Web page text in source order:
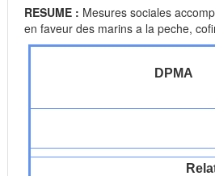
RESUME : Mesures sociales
en faveur des marins a la peche,
DPMA